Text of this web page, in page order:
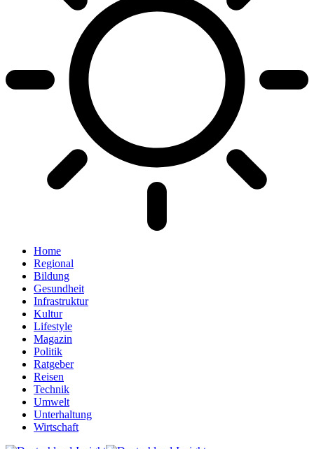
Home
Regional
Bildung
Gesundheit
Infrastruktur
Kultur
Lifestyle
Magazin
Politik
Ratgeber
Reisen
Technik
Umwelt
Unterhaltung
Wirtschaft